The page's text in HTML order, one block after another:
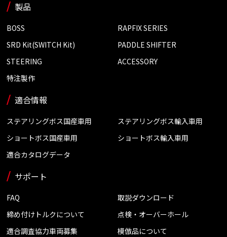
製品
BOSS
RAPFIX SERIES
SRD Kit(SWITCH Kit)
PADDLE SHIFTER
STEERING
ACCESSORY
特注製作
適合情報
ステアリングボス国産車用
ステアリングボス輸入車用
ショートボス国産車用
ショートボス輸入車用
適合カタログデータ
サポート
FAQ
取説ダウンロード
締め付けトルクについて
点検・オーバーホール
適合調査協力車両募集
模倣品について